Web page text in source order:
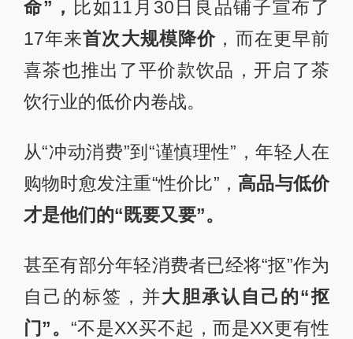
命”， 比如11月30日良品铺子宣布了
17年来首次大规模降价 ，而在更早前
喜茶也推出了平价款饮品，开启了茶
饮行业的低价内卷战。
从“冲动消费”到“谨慎理性”，年轻人在
购物时愈发注重“性价比”， 高品与低价
才是他们的“既要又要”。
甚至有部分年轻消费者已经将“抠”作为
自己的标签，并大胆承认自己的“抠
门”。 “不是XX买不起，而是XX更有性